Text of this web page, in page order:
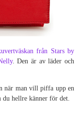
från Stars by
. Den är av läder och
när man vill piffa upp en
du hellre känner för det.